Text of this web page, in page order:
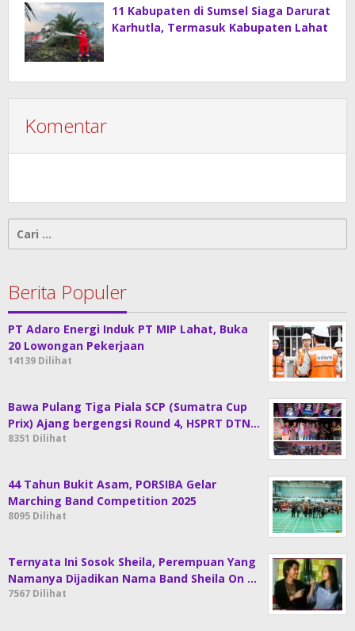
11 Kabupaten di Sumsel Siaga Darurat
Karhutla, Termasuk Kabupaten Lahat
Komentar
Cari
Berita Populer
PT Adaro Energi Induk PT MIP Lahat, Buka
20 Lowongan Pekerjaan
14139 Dilihat
Bawa Pulang Tiga Piala SCP (Sumatra Cup
Prix) Ajang bergengsi Round 4, HSPRT DTN…
8351 Dilihat
44 Tahun Bukit Asam, PORSIBA Gelar
Marching Band Competition 2025
8095 Dilihat
Ternyata Ini Sosok Sheila, Perempuan Yang
Namanya Dijadikan Nama Band Sheila On …
7567 Dilihat